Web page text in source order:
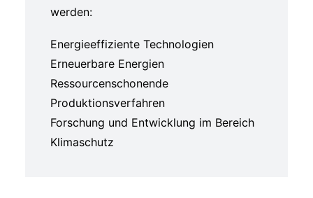
werden:
Energieeffiziente Technologien
Erneuerbare Energien
Ressourcenschonende
Produktionsverfahren
Forschung und Entwicklung im Bereich
Klimaschutz